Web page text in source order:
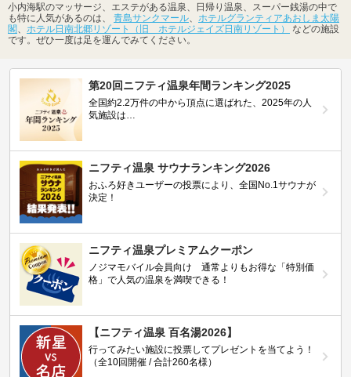
小内海駅のマッサージ、エステがある温泉、日帰り温泉、スーパー銭湯の中で
も特に人気があるのは、 青島サンクマール
ホテルグランティアあおしま太陽
閣
ホテル日南北郷リゾート（旧 ホテルジェイズ日南リゾート）
などの施設
です。ぜひ一度は足を運んでみてください。
第20回ニフティ温泉年間ランキング2025
全国約2.2万件の中から頂点に選ばれた、2025年の人
気施設は…
ニフティ温泉 サウナランキング2026
おふろ好きユーザーの投票により、全国No.1サウナが
決定！
ニフティ温泉プレミアムクーポン
ノジマモバイル会員向け 通常よりもお得な「特別価
格」で人気の温泉を満喫できる！
【ニフティ温泉 百名湯2026】
行ってみたい施設に投票してプレゼントを当てよう！
（全10回開催 / 合計260名様）